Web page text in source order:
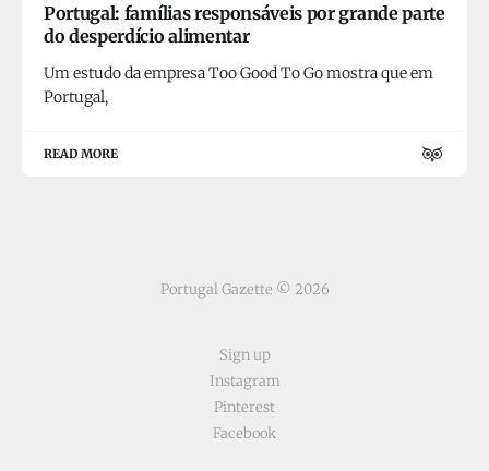
Portugal: famílias responsáveis por grande parte
do desperdício alimentar
Um estudo da empresa Too Good To Go mostra que em
Portugal,
READ MORE
Portugal Gazette © 2026
Sign up
Instagram
Pinterest
Facebook